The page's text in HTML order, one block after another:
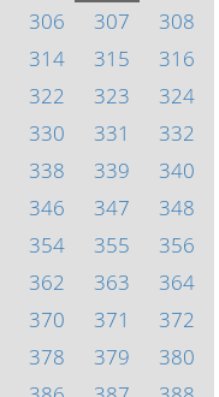
306 307
308
314 315
316
322 323
324
330 331
332
338 339
340
346 347
348
354 355
356
362 363
364
370 371
372
378 379
380